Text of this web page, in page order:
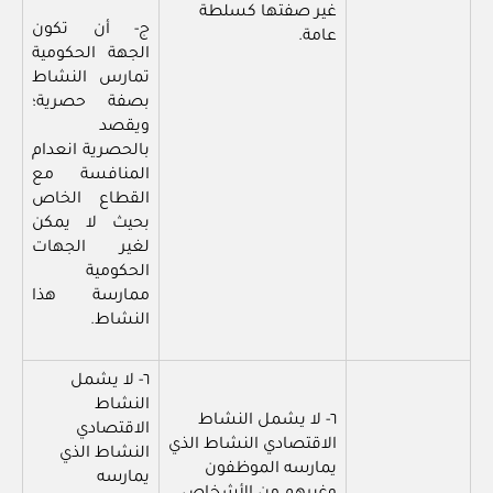
غير صفتها كسلطة
عامة.
ج- أن تكون
الجهة الحكومية
تمارس النشاط
بصفة حصرية؛
ويقصد
بالحصرية انعدام
المنافسة مع
القطاع الخاص
بحيث لا يمكن
لغير الجهات
الحكومية
ممارسة هذا
النشاط.
٦- لا يشمل النشاط
الاقتصادي النشاط الذي
يمارسه الموظفون
٦- لا يشمل
النشاط
الاقتصادي
النشاط الذي
يمارسه